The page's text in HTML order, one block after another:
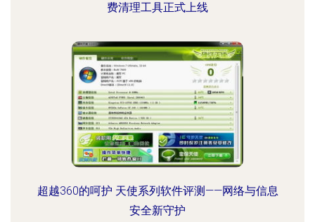
费清理工具正式上线
超越360的呵护 天使系列软件评测——网络与信息
安全新守护